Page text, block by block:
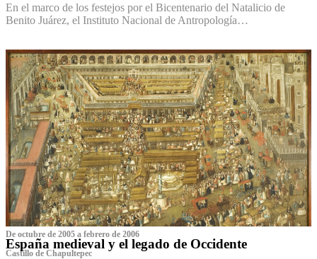
En el marco de los festejos por el Bicentenario del Natalicio de
Benito Juárez, el Instituto Nacional de Antropología…
De octubre de 2005 a febrero de 2006
España medieval y el legado de Occidente
Castillo de Chapultepec